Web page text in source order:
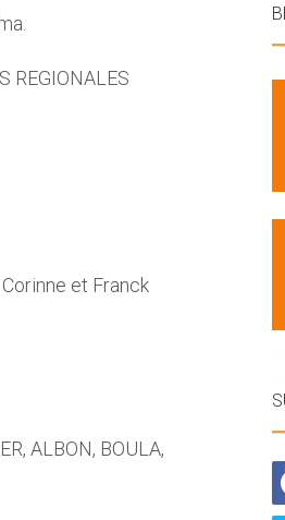
REGIONALES
et Franck
ALBON, BOULA,